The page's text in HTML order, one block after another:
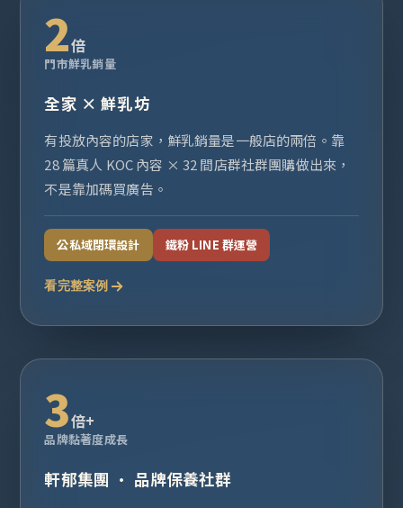
2倍
門市鮮乳銷量
全家 × 鮮乳坊
有投放內容的店家，鮮乳銷量是一般店的兩倍。靠
28 篇真人 KOC 內容 × 32 間店群社群團購做出來，
不是靠加碼買廣告。
公私域閉環設計 鐵粉 LINE 群運營
看完整案例
3倍+
品牌黏著度成長
軒郁集團 · 品牌保養社群